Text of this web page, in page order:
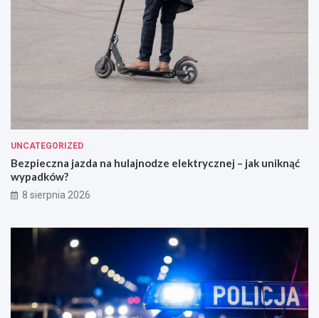
UNCATEGORIZED
Bezpieczna jazda na hulajnodze elektrycznej – jak uniknąć
wypadków?
8 sierpnia 2026